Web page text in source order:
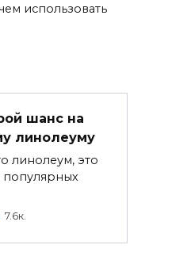
использовать
шанс на
линолеуму
линолеум, это
популярных
7.6к.